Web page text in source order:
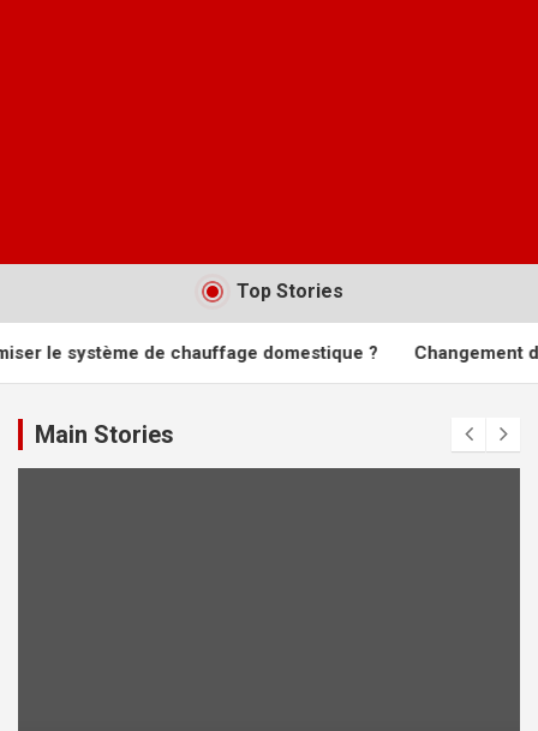
Top Stories
de chauffage domestique ? Changement de fenêtres :
Main Stories